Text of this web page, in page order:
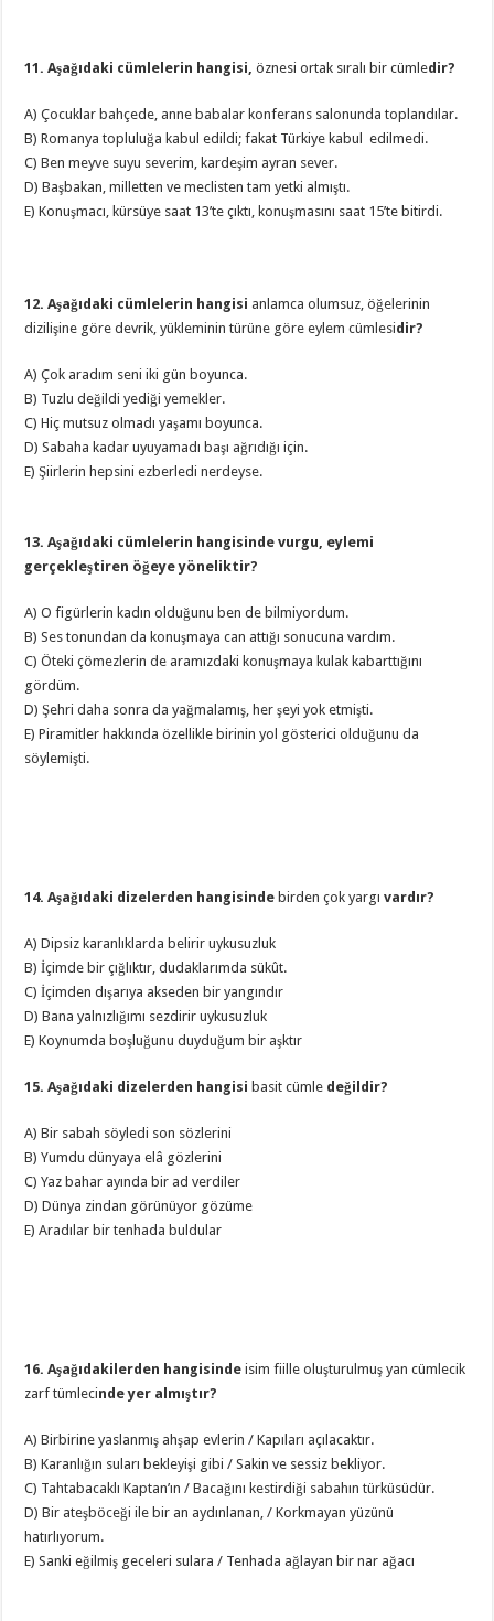
11. Aşağıdaki cümlelerin hangisi,öznesi ortak sıralı bir cümledir?
A) Çocuklar bahçede, anne babalar konferans salonunda toplandılar.
B) Romanya topluluğa kabul edildi; fakat Türkiye kabul edilmedi.
C) Ben meyve suyu severim, kardeşim ayran sever.
D) Başbakan, milletten ve meclisten tam yetki almıştı.
E) Konuşmacı, kürsüye saat 13’te çıktı, konuşmasını saat 15’te bitirdi.
12. Aşağıdaki cümlelerin hangisi anlamca olumsuz, öğelerinin
dizilişine göre devrik, yükleminin türüne göre eylem cümlesidir?
A) Çok aradım seni iki gün boyunca.
B) Tuzlu değildi yediği yemekler.
C) Hiç mutsuz olmadı yaşamı boyunca.
D) Sabaha kadar uyuyamadı başı ağrıdığı için.
E) Şiirlerin hepsini ezberledi nerdeyse.
13. Aşağıdaki cümlelerin hangisinde vurgu, eylemi
gerçekleştiren öğeye yöneliktir?
A) O figürlerin kadın olduğunu ben de bilmiyordum.
B) Ses tonundan da konuşmaya can attığı sonucuna vardım.
C) Öteki çömezlerin de aramızdaki konuşmaya kulak kabarttığını
gördüm.
D) Şehri daha sonra da yağmalamış, her şeyi yok etmişti.
E) Piramitler hakkında özellikle birinin yol gösterici olduğunu da
söylemişti.
14. Aşağıdaki dizelerden hangisinde birden çok yargı vardır?
A) Dipsiz karanlıklarda belirir uykusuzluk
B) İçimde bir çığlıktır, dudaklarımda sükût.
C) İçimden dışarıya akseden bir yangındır
D) Bana yalnızlığımı sezdirir uykusuzluk
E) Koynumda boşluğunu duyduğum bir aşktır
15. Aşağıdaki dizelerden hangisi basit cümle değildir?
A) Bir sabah söyledi son sözlerini
B) Yumdu dünyaya elâ gözlerini
C) Yaz bahar ayında bir ad verdiler
D) Dünya zindan görünüyor gözüme
E) Aradılar bir tenhada buldular
16. Aşağıdakilerden hangisindeisim fiille oluşturulmuş yan cümlecik
zarf tümlecinde yer almıştır?
A) Birbirine yaslanmış ahşap evlerin / Kapıları açılacaktır.
B) Karanlığın suları bekleyişi gibi / Sakin ve sessiz bekliyor.
C) Tahtabacaklı Kaptan’ın / Bacağını kestirdiği sabahın türküsüdür.
D) Bir ateşböceği ile bir an aydınlanan, / Korkmayan yüzünü
hatırlıyorum.
E) Sanki eğilmiş geceleri sulara / Tenhada ağlayan bir nar ağacı